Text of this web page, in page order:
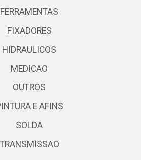
FERRAMENTAS
FIXADORES
HIDRAULICOS
MEDICAO
OUTROS
E AFINS
SOLDA
TRANSMISSAO